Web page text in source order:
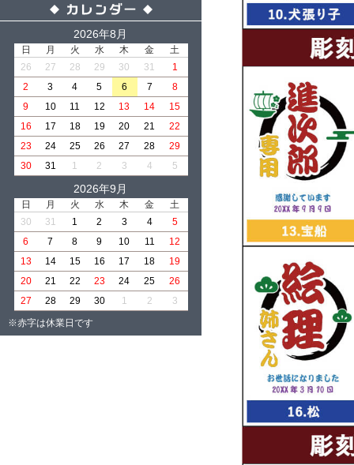
2026年8月
日 月 火 水 木 金
土
26
27 28 29 30 31 1
2 3 4 5 6 7 8
9 10 11 12 13 14 15
16 17 18 19 20 21 22
23 24 25 26 27 28 29
30 31 1 2 3 4 5
2026年9月
日 月 火 水 木 金
土
30
31 1 2 3 4 5
6 7 8 9 10 11 12
13 14 15 16 17 18 19
20 21 22 23 24 25 26
27 28 29 30 1 2 3
※赤字は休業日です